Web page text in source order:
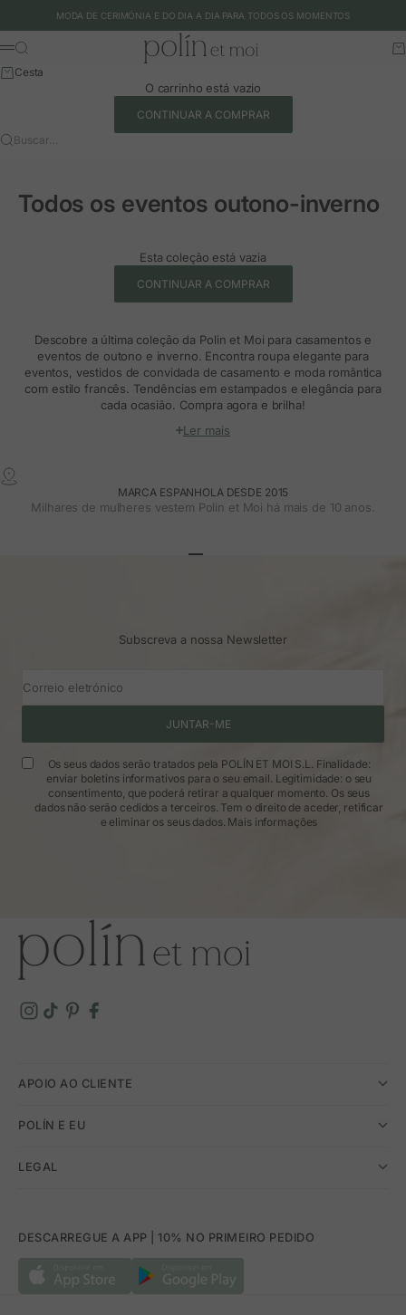
MODA DE CERIMÓNIA E DO DIA A DIA PARA TODOS OS MOMENTOS
Polín et moi - EU
Menu
Buscar
Cesta
O carrinho está vazio
CONTINUAR A COMPRAR
Buscar…
Todos os eventos outono-inverno
Esta coleção está vazia
CONTINUAR A COMPRAR
Descobre a última coleção da Polin et Moi para casamentos e
eventos de outono e inverno. Encontra roupa elegante para
eventos, vestidos de convidada de casamento e moda romântica
com estilo francês. Tendências em estampados e elegância para
cada ocasião. Compra agora e brilha!
Ler mais
MARCA ESPANHOLA DESDE 2015
Milhares de mulheres vestem Polin et Moi há mais de 10 anos.
Subscreva a nossa Newsletter
Correio eletrónico
JUNTAR-ME
Os seus dados serão tratados pela POLÍN ET MOI S.L. Finalidade:
enviar boletins informativos para o seu email. Legitimidade: o seu
consentimento, que poderá retirar a qualquer momento. Os seus
dados não serão cedidos a terceiros. Tem o direito de aceder, retificar
e eliminar os seus dados. Mais informações
APOIO AO CLIENTE
POLÍN E EU
LEGAL
DESCARREGUE A APP | 10% NO PRIMEIRO PEDIDO